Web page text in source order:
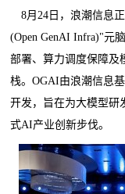
8月24日，浪潮信息
(Open GenAI Infra)"元
部署、算力调度保障及
栈。OGAI由浪潮信息
开发，旨在为大模型研
式AI产业创新步伐。